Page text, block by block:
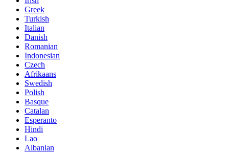
Greek
Turkish
Italian
Danish
Romanian
Indonesian
Czech
Afrikaans
Swedish
Polish
Basque
Catalan
Esperanto
Hindi
Lao
Albanian